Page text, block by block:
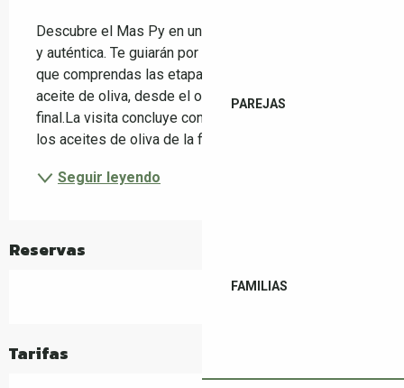
PAREJAS
FAMILIAS
Descubre el Mas Py en una visita guiada, agradable
y auténtica. Te guiarán por el corazón de la finca para
que comprendas las etapas de la producción del
aceite de oliva, desde el olivar hasta el producto
final.La visita concluye con una cata comentada de
los aceites de oliva de la finca, que...
Seguir leyendo
Reservas
Tarifas